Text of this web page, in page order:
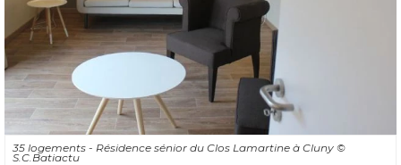
35 logements - Résidence sénior du Clos Lamartine à Cluny ©
S.C.Batiactu